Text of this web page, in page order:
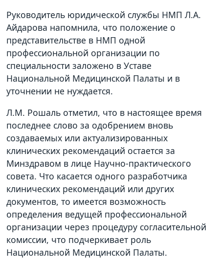
Руководитель юридической службы НМП Л.А.
Айдарова напомнила, что положение о
представительстве в НМП одной
профессиональной организации по
специальности заложено в Уставе
Национальной Медицинской Палаты и в
уточнении не нуждается.
Л.М. Рошаль отметил, что в настоящее время
последнее слово за одобрением вновь
создаваемых или актуализированных
клинических рекомендаций остается за
Минздравом в лице Научно-практического
совета. Что касается одного разработчика
клинических рекомендаций или других
документов, то имеется возможность
определения ведущей профессиональной
организации через процедуру согласительной
комиссии, что подчеркивает роль
Национальной Медицинской Палаты.